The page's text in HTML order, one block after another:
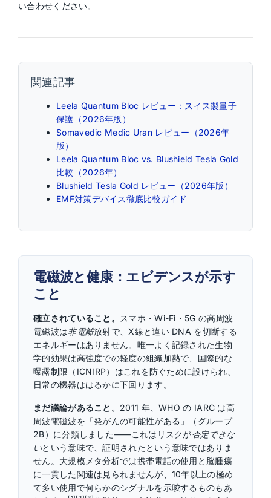
い合わせください。
関連記事
Leela Quantum Bloc レビュー：スイス製量子
保護（2026年版）
Somavedic Medic Uran レビュー（2026年
版）
Leela Quantum Bloc vs. Blushield Tesla Gold
比較（2026年）
Blushield Tesla Gold レビュー（2026年版）
EMF対策デバイス徹底比較ガイド
電磁波と健康：エビデンスが示す
こと
確立されていること。
スマホ・Wi-Fi・5G の高周波
電磁波は非電離放射で、X線と違い DNA を切断する
エネルギーはありません。唯一よく記録された生物
学的効果は高強度での軽度の組織加熱で、国際的な
曝露制限（ICNIRP）はこれを防ぐために設けられ、
日常の機器ははるかに下回ります。
まだ議論があること。 2011 年、WHO の IARC は高
周波電磁波を「発がんの可能性がある」（グループ
2B）に分類しました——これはリスクが否定できな
いという意味で、証明されたという意味ではありま
せん。大規模メタ分析では携帯電話の使用と脳腫瘍
に一貫した関連は見られませんが、10年以上の極め
て多い使用で何らかのシグナルを示唆するものもあ